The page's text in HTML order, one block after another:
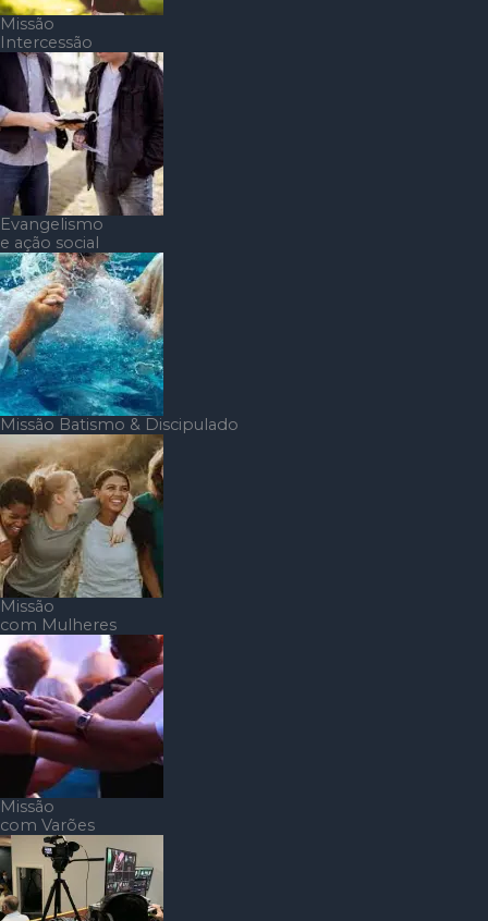
Missão
Intercessão
Evangelismo
e ação social
Missão Batismo & Discipulado
Missão
com Mulheres
Missão
com Varões